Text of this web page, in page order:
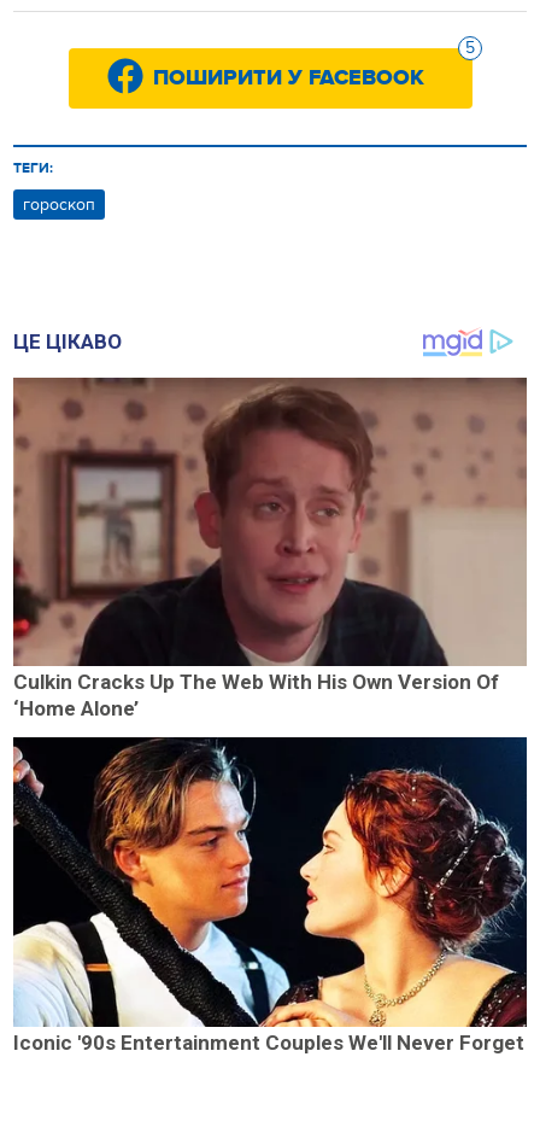
5
ПОШИРИТИ У FACEBOOK
ТЕГИ:
гороскоп
ЦЕ ЦІКАВО
Culkin Cracks Up The Web With His Own Version Of
‘Home Alone’
Iconic '90s Entertainment Couples We'll Never Forget